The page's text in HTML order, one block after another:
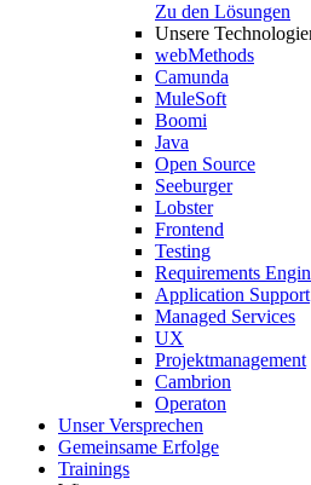
Zu den Lösungen
Unsere
webMethods
Camunda
MuleSoft
Boomi
Java
Open Source
Seeburger
Lobster
Frontend
Testing
Requirements
Application Support
Managed Services
UX
Projektmanagement
Cambrion
Operaton
Unser Versprechen
Gemeinsame Erfolge
Trainings